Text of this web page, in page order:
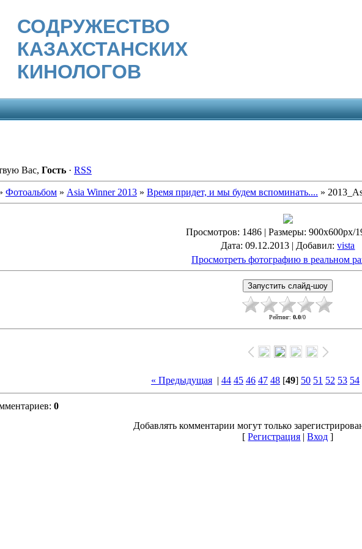
СОДРУЖЕСТВО
КАЗАХСТАНСКИХ
КИНОЛОГОВ
Вас, Гость· RSS
Фотоальбом» Asia Winner 2013» Время придет, и мы будем вспоминать.... »
Просмотров: 1486 |Размеры: 900x600px/
Дата: 09.12.2013 | Добавил:vista
Просмотреть фотографию в реальном
Рейтинг:0.0/0
« Предыдущая| 44 45 46 47 48[49] 50 51 52 53 54
: 0
Добавлять комментарии могут только
[Регистрация |Вход ]